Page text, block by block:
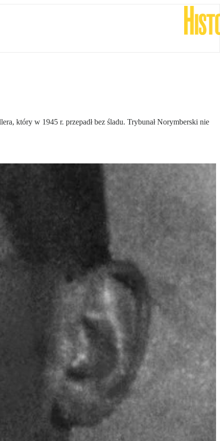
który w 1945 r. przepadł bez śladu. Trybunał Norymberski nie